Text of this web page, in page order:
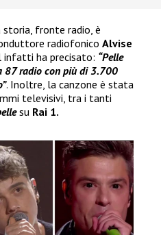
storia, fronte radio, è
radiofonico Alvise
infatti ha precisato: “Pelle
87 radio con più di 3.700
. Inoltre, la canzone è stata
televisivi, tra i tanti
su Rai 1.